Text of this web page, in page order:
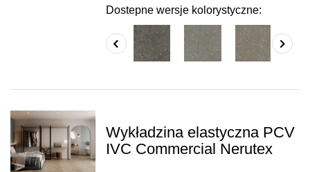
Dostepne wersje kolorystyczne:
Wykładzina elastyczna PCV
IVC Commercial Nerutex